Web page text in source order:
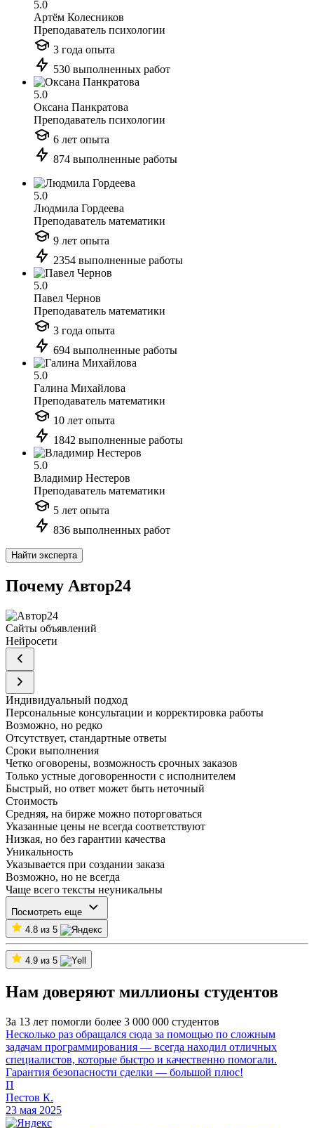
5.0
Артём Колесников
Преподаватель психологии
3 года опыта
530 выполненных работ
5.0
Оксана Панкратова
Преподаватель психологии
6 лет опыта
874 выполненные работы
5.0
Людмила Гордеева
Преподаватель математики
9 лет опыта
2354 выполненные работы
5.0
Павел Чернов
Преподаватель математики
3 года опыта
694 выполненные работы
5.0
Галина Михайлова
Преподаватель математики
10 лет опыта
1842 выполненные работы
5.0
Владимир Нестеров
Преподаватель математики
5 лет опыта
836 выполненных работ
Найти эксперта
Почему Автор24
Сайты объявлений
Нейросети
Индивидуальный подход
Персональные консультации и корректировка работы
Возможно, но редко
Отсутствует, стандартные ответы
Сроки выполнения
Четко оговорены, возможность срочных заказов
Только устные договоренности с исполнителем
Быстрый, но ответ может быть неточный
Стоимость
Средняя, на бирже можно поторговаться
Указанные цены не всегда соответствуют
Низкая, но без гарантии качества
Уникальность
Указывается при создании заказа
Возможно, но не всегда
Чаще всего тексты неуникальны
Посмотреть еще
4.8 из 5
4.9 из 5
Нам доверяют миллионы студентов
За 13 лет помогли более 3 000 000 студентов
Несколько раз обращался сюда за помощью по сложным
задачам программирования — всегда находил отличных
специалистов, которые быстро и качественно помогали.
Гарантия безопасности сделки — большой плюс!
П
Пестов К.
23 мая 2025